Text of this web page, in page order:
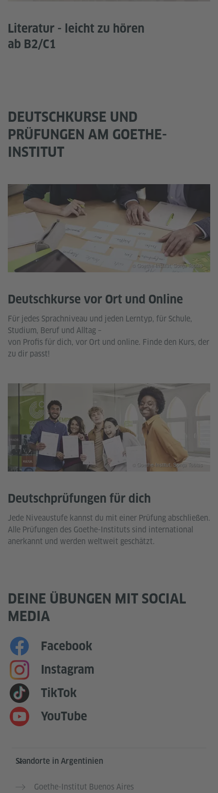
Literatur - leicht zu hören
ab B2/C1
DEUTSCHKURSE UND
PRÜFUNGEN AM GOETHE-
INSTITUT
Deutschkurse vor Ort und Online
Für jedes Sprachniveau und jeden Lerntyp, für Schule,
Studium, Beruf und Alltag –
von Profis für dich, vor Ort und online. Finde den Kurs, der
zu dir passt!
© Goethe-Institut, Sonja Tobias
Deutschprüfungen für dich
Jede Niveaustufe kannst du mit einer Prüfung abschließen.
Alle Prüfungen des Goethe-Instituts sind international
anerkannt und werden weltweit geschätzt.
© Goethe-Institut, Sonja Tobias
DEINE ÜBUNGEN MIT SOCIAL
MEDIA
Facebook
Instagram
TikTok
YouTube
Service- und Informationsbereich
Standorte in Argentinien
Goethe-Institut Buenos Aires